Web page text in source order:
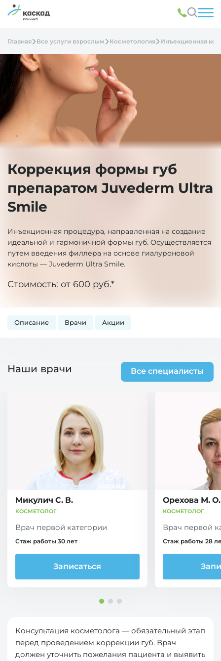
Главная Все услуги взрослым Косметология Инъекционная
Коррекция формы губ
препаратом Juvederm Ultra
Smile
Инъекционная процедура, направленная на создание
идеальной и гармоничной формы губ. Осуществляется
путем введения филлера на основе гиалуроновой
кислоты — Juvederm Ultra Smile.
Стоимость: от 600 руб.*
Описание Врачи Акции
Наши врачи Все специалисты
Микулич С. В.
КОСМЕТОЛОГ
Врач первой категории
Стаж работы 30 лет
Записаться
Орехова М. О.
КОСМЕТОЛОГ
Врач первой
Стаж работы 28
Консультация косметолога — обязательный этап
перед проведением коррекции губ. Врач
должен уточнить пожелания пациента и выявить